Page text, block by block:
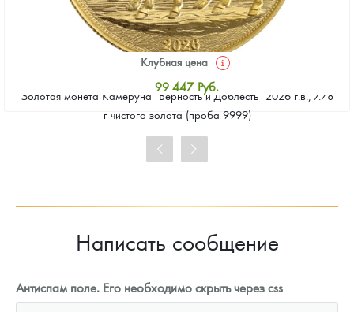
Золотая монета Камеруна "Верность и Доблесть" 2026 г.в., 7.78
г чистого золота (проба 9999)
Клубная цена
99 447 Руб.
Стандартная цена
Цена выкупа
Написать сообщение
Антиспам поле. Его необходимо скрыть через css